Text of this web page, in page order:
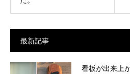
最新記事
看板が出来上